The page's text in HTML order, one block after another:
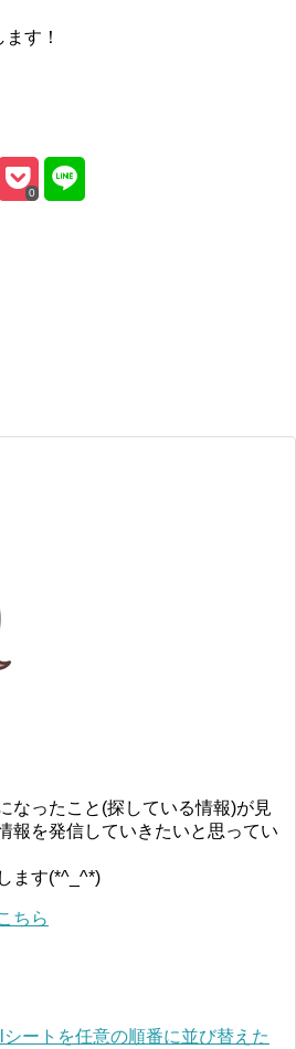
す！
0
なったこと(探している情報)が見
報を発信していきたいと思ってい
ます(*^_^*)
ちら
シートを任意の順番に並び替えた